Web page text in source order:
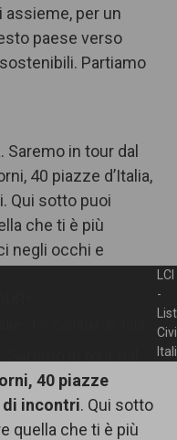
per un
paese verso
Partiamo
in tour dal
40 piazze d’Italia,
Qui sotto puoi
che ti è più
negli occhi e
40 piazze
di incontri. Qui sotto
quella che ti è più
LCI
-